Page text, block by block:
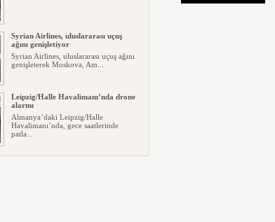
Syrian Airlines, uluslararası uçuş
ağını genişletiyor
Syrian Airlines, uluslararası uçuş ağını
genişleterek Moskova, Am...
Leipzig/Halle Havalimanı’nda drone
alarmı
Almanya’daki Leipzig/Halle
Havalimanı’nda, gece saatlerinde
patla...
İtalya, İspanyol’lara pasaport